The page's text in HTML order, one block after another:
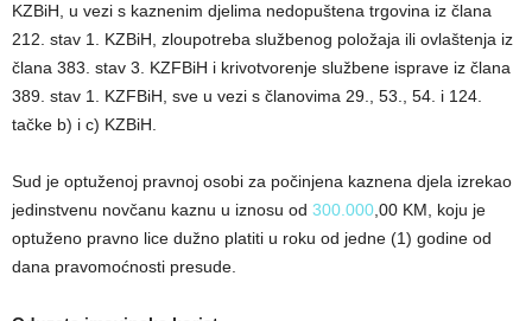
KZBiH, u vezi s kaznenim djelima nedopuštena trgovina iz člana
212. stav 1. KZBiH, zloupotreba službenog položaja ili ovlaštenja iz
člana 383. stav 3. KZFBiH i krivotvorenje službene isprave iz člana
389. stav 1. KZFBiH, sve u vezi s članovima 29., 53., 54. i 124.
tačke b) i c) KZBiH.
Sud je optuženoj pravnoj osobi za počinjena kaznena djela izrekao
jedinstvenu novčanu kaznu u iznosu od 300.000 ,00 KM, koju je
optuženo pravno lice dužno platiti u roku od jedne (1) godine od
dana pravomoćnosti presude.